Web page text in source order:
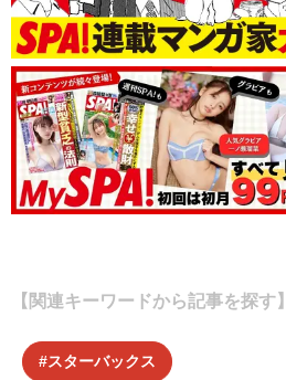
【関連キーワードから記事を探す】
スターバックス